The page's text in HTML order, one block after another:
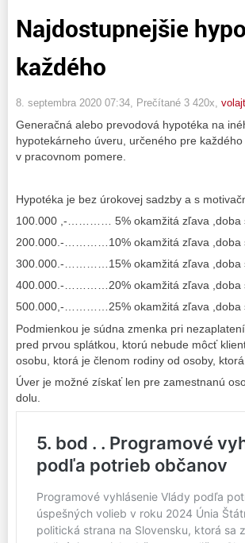
Najdostupnejšie
každého
8. septembra 2020 07:34 , Prečítané 3 420x,
Generačná alebo prevodová hypotéka na
hypotekárneho úveru, určeného pre
v pracovnom pomere.
Hypotéka je bez úrokovej sadzby a s
100.000 ,-………… 5% okamžitá zľava ,doba
200.000.-…………10% okamžitá zľava ,doba
300.000.-…………15% okamžitá zľava ,doba
400.000.-…………20% okamžitá zľava ,doba
500.000,-…………25% okamžitá zľava ,doba
Podmienkou je súdna zmenka pri
pred prvou splátkou, ktorú nebude môcť
osobu, ktorá je členom rodiny od osoby,
Úver je možné získať len pre zamestnanú
dolu.